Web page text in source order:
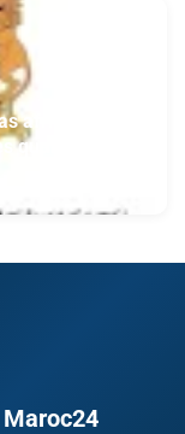
africains-
qualifiés au